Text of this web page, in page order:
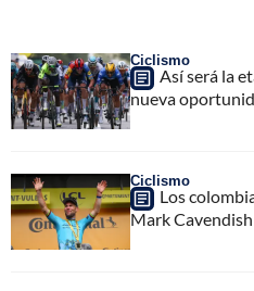
Ciclismo
Así será la
nueva
Ciclismo
Los
Mark